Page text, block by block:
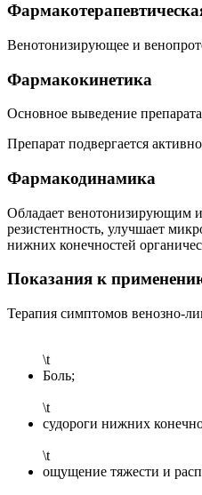
Венотонизирующее и
Фармакокинетика
Основное выведение
Препарат подвергается
Фармакодинамика
Обладает венотонизирующим
резистентность, улучшает
нижних конечностей
Показания к
Терапия симптомов венозно-
\t
Боль;
\t
судороги нижних
\t
ощущение тяжести и